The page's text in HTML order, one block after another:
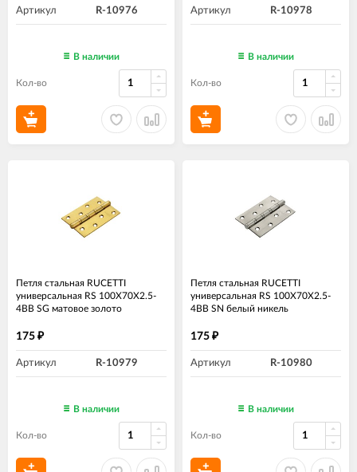
Артикул R-10976
В наличии
Кол-во
Артикул R-10978
В наличии
Кол-во
Петля стальная RUCETTI
универсальная RS 100X70X2.5-
4BB SG матовое золото
175 ₽
Артикул R-10979
В наличии
Кол-во
Петля стальная RUCETTI
универсальная RS 100X70X2.5-
4BB SN белый никель
175 ₽
Артикул R-10980
В наличии
Кол-во